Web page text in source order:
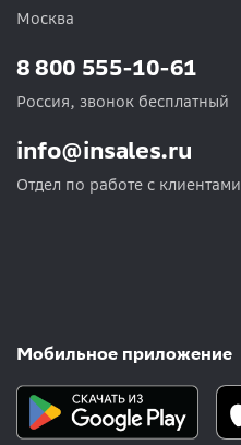
Москва
info@insales.ru
Отдел по работе с клиентами
8 800 555-10-61
Россия, звонок бесплатный
Мобильное приложение